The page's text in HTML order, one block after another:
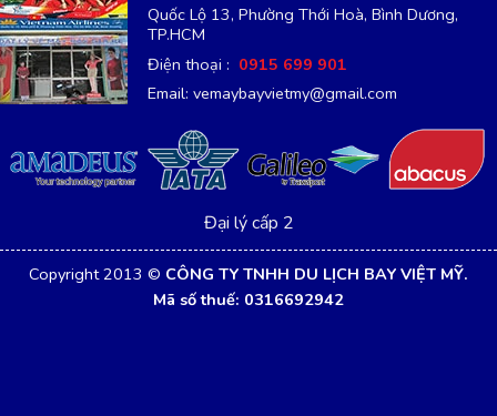
Quốc Lộ 13, Phường Thới Hoà, Bình Dương,
TP.HCM
Điện thoại : 0915 699 901
Email: vemaybayvietmy@gmail.com
Đại lý cấp 2
Copyright 2013 © CÔNG TY TNHH DU LỊCH BAY VIỆT MỸ.
Mã số thuế: 0316692942